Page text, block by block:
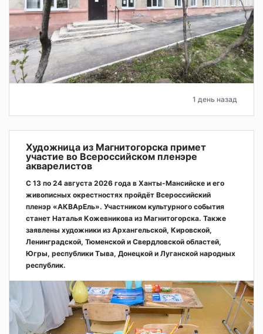
1 день назад
Художница из Магнитогорска примет
участие во Всероссийском пленэре
акварелистов
С 13 по 24 августа 2026 года в Ханты-Мансийске и его
живописных окрестностях пройдёт Всероссийский
пленэр «АКВАрЕль». Участником культурного события
станет Наталья Кожевникова из Магнитогорска. Также
заявлены художники из Архангельской, Кировской,
Ленинградской, Тюменской и Свердловской областей,
Югры, республики Тыва, Донецкой и Луганской народных
республик.